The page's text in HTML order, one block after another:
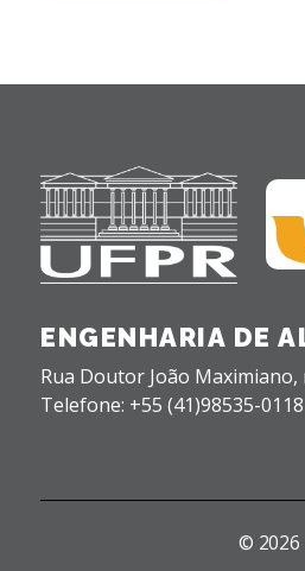
ENGENHARIA DE
Rua Doutor João Maximiano,
Telefone: +55 (41)98535-0118
©